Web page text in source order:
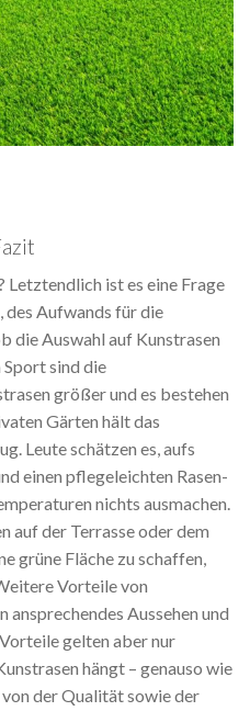
Letztendlich ist es eine Frage
des Aufwands für die
die Auswahl auf Kunstrasen
sind die
größer und es bestehen
Gärten hält das
Leute schätzen es, aufs
einen pflegeleichten Rasen-
nichts ausmachen.
auf der Terrasse oder dem
grüne Fläche zu schaffen,
Vorteile von
ansprechendes Aussehen und
gelten aber nur
hängt – genauso wie
der Qualität sowie der